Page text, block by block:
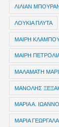
ΛΙΛΙΑΝ
ΛΟΥΚΙΑ ΠΛΥΤΑ
ΜΑΙΡΗ
ΜΑΙΡΗ
ΜΑΛΑΜΑΤΗ
ΜΑΝΟΛΗΣ
ΜΑΡΙΑ Α.
ΜΑΡΙΑ